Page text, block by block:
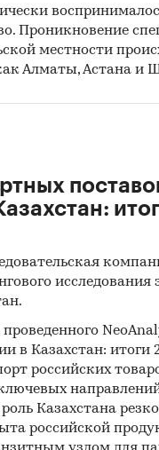
Проникновение
местности
Алматы, Астана и
проведенного
в Казахстан: итоги
российских
Казахстана
российской